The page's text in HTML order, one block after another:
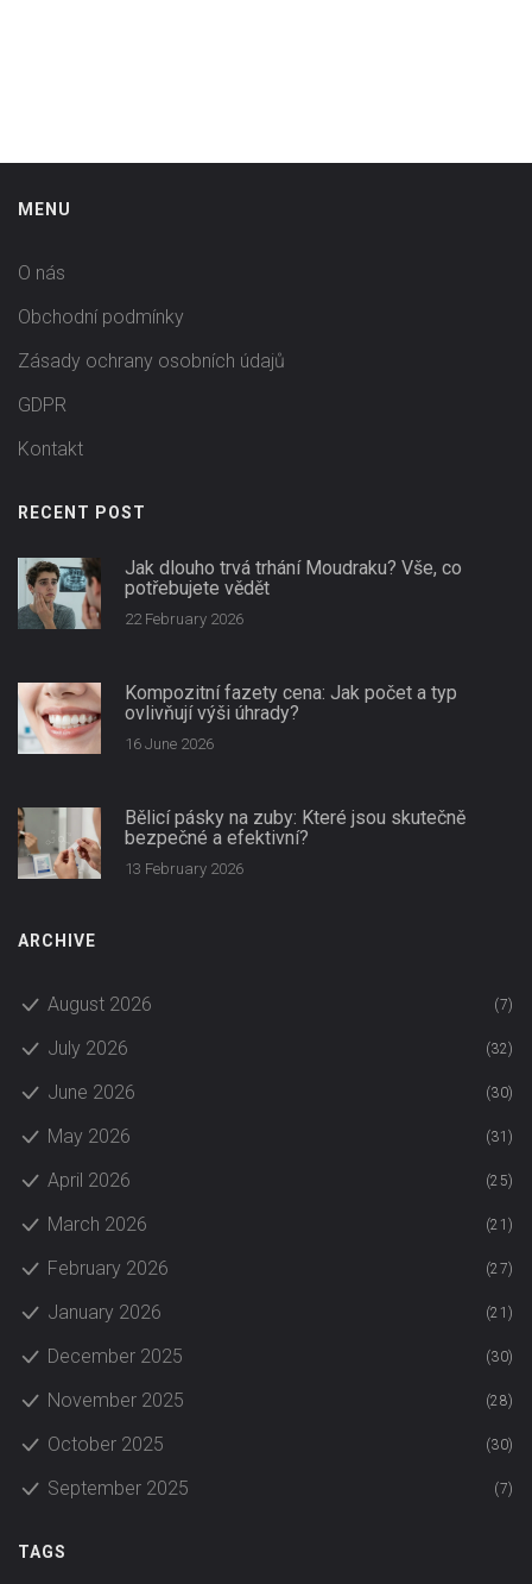
MENU
O nás
Obchodní podmínky
Zásady ochrany osobních údajů
GDPR
Kontakt
RECENT POST
Jak dlouho trvá trhání Moudraku? Vše, co
potřebujete vědět
22 February 2026
Kompozitní fazety cena: Jak počet a typ
ovlivňují výši úhrady?
16 June 2026
Bělicí pásky na zuby: Které jsou skutečně
bezpečné a efektivní?
13 February 2026
ARCHIVE
August 2026 (7)
July 2026 (32)
June 2026 (30)
May 2026 (31)
April 2026 (25)
March 2026 (21)
February 2026 (27)
January 2026 (21)
December 2025 (30)
November 2025 (28)
October 2025 (30)
September 2025 (7)
TAGS